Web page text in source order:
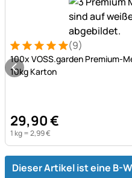
Bewertung: 5 von 5 (9
9 Bewertungen
(9)
100x VOSS.garden Premium-
10kg Karton
29,90€
1 kg =2,99€
Dieser Artikel ist eine B-